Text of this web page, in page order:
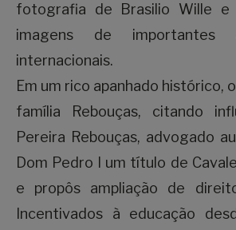
fotografia de Brasilio Wille e
imagens de importantes
internacionais.
Em um rico apanhado histórico,
família Rebouças, citando
Pereira Rebouças, advogado
Dom Pedro I um título de
e propôs ampliação de
Incentivados à educação